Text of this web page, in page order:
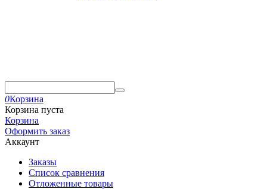
0Корзина
Корзина пуста
Корзина
Оформить заказ
Аккаунт
Заказы
Список сравнения
Отложенные товары